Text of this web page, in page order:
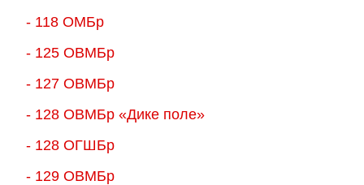
- 118 ОМБр
- 125 ОВМБр
- 127 ОВМБр
- 128 ОВМБр «Дике поле»
- 128 ОГШБр
- 129 ОВМБр